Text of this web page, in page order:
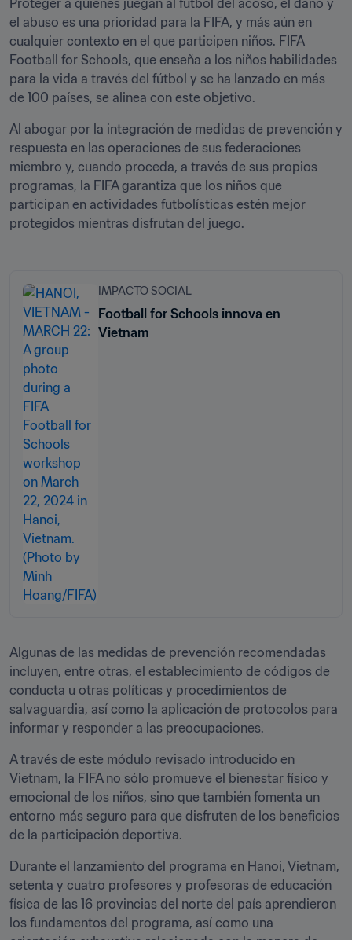
Proteger a quienes juegan al fútbol del acoso, el daño y
el abuso es una prioridad para la FIFA, y más aún en
cualquier contexto en el que participen niños. FIFA
Football for Schools, que enseña a los niños habilidades
para la vida a través del fútbol y se ha lanzado en más
de 100 países, se alinea con este objetivo.
Al abogar por la integración de medidas de prevención y
respuesta en las operaciones de sus federaciones
miembro y, cuando proceda, a través de sus propios
programas, la FIFA garantiza que los niños que
participan en actividades futbolísticas estén mejor
protegidos mientras disfrutan del juego.
IMPACTO SOCIAL
Football for Schools innova en
Vietnam
Algunas de las medidas de prevención recomendadas
incluyen, entre otras, el establecimiento de códigos de
conducta u otras políticas y procedimientos de
salvaguardia, así como la aplicación de protocolos para
informar y responder a las preocupaciones.
A través de este módulo revisado introducido en
Vietnam, la FIFA no sólo promueve el bienestar físico y
emocional de los niños, sino que también fomenta un
entorno más seguro para que disfruten de los beneficios
de la participación deportiva.
Durante el lanzamiento del programa en Hanoi, Vietnam,
setenta y cuatro profesores y profesoras de educación
física de las 16 provincias del norte del país aprendieron
los fundamentos del programa, así como una